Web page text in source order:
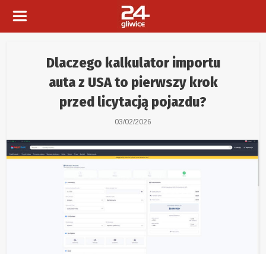
Dlaczego kalkulator importu
auta z USA to pierwszy krok
przed licytacją pojazdu?
03/02/2026